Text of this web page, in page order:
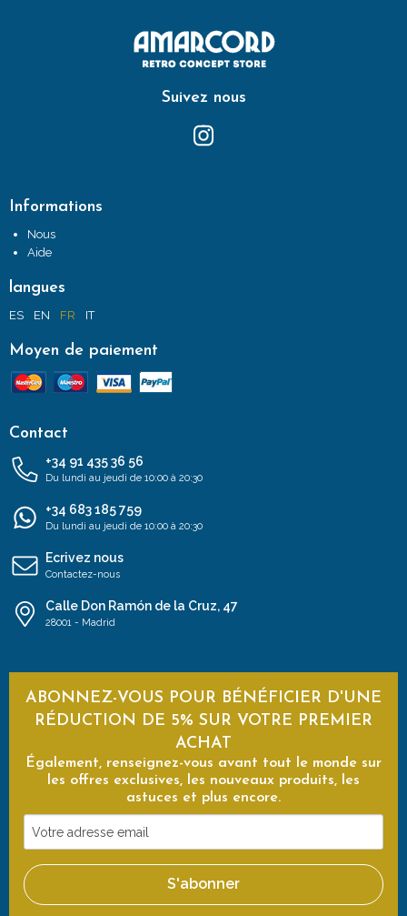
Suivez nous
Informations
Nous
Aide
langues
ES EN FR IT
Moyen de paiement
Contact
+34 91 435 36 56
Du lundi au jeudi de 10:00 à 20:30
+34 683 185 759
Du lundi au jeudi de 10:00 à 20:30
Ecrivez nous
Contactez-nous
Calle Don Ramón de la Cruz, 47
28001 - Madrid
ABONNEZ-VOUS POUR BÉNÉFICIER D'UNE
RÉDUCTION DE 5% SUR VOTRE PREMIER
ACHAT
Également, renseignez-vous avant tout le monde sur
les offres exclusives, les nouveaux produits, les
astuces et plus encore.
Votre
adresse
email
S'abonner